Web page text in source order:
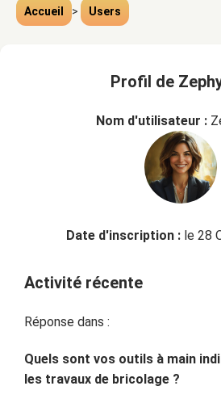
Accueil > Users
Profil de
Nom d'utilisateur :
Date d'inscription : le 28
Activité récente
Réponse dans :
Quels sont vos outils à main
les travaux de bricolage ?